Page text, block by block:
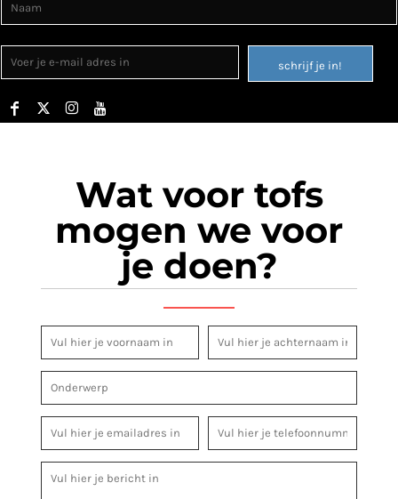
schrijf je in!
Wat voor tofs
mogen we voor
je doen?